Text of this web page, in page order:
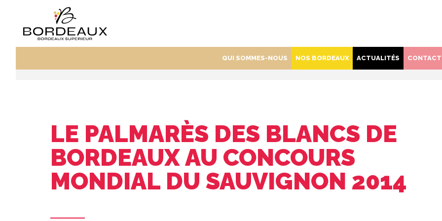
QUI SOMMES-NOUS NOS BORDEAUX ACTUALITÉS CONTACT
LE PALMARÈS DES BLANCS DE
BORDEAUX AU CONCOURS
MONDIAL DU SAUVIGNON 2014